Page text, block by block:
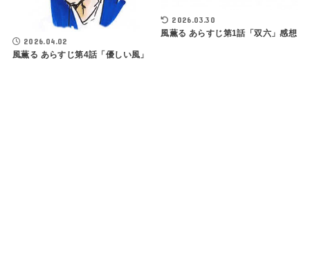
2026.04.02
風薫る あらすじ第4話「優しい風」
2026.03.30
風薫る あらすじ第1話「双六」感想